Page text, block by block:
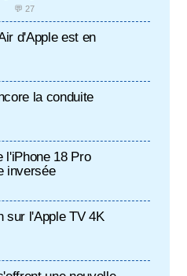
💬 27
d'Apple est en
la conduite
l'iPhone 18 Pro
inversée
sur l'Apple TV 4K